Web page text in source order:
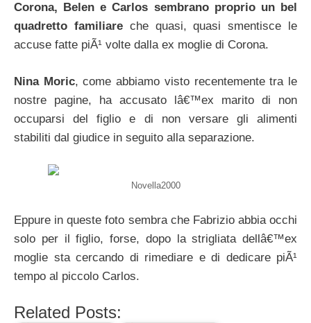
Corona, Belen e Carlos sembrano proprio un bel
quadretto familiare che quasi, quasi smentisce le
accuse fatte piÃ¹ volte dalla ex moglie di Corona.
Nina Moric, come abbiamo visto recentemente tra le
nostre pagine, ha accusato lâ€™ex marito di non
occuparsi del figlio e di non versare gli alimenti
stabiliti dal giudice in seguito alla separazione.
Novella2000
Eppure in queste foto sembra che Fabrizio abbia occhi
solo per il figlio, forse, dopo la strigliata dellâ€™ex
moglie sta cercando di rimediare e di dedicare piÃ¹
tempo al piccolo Carlos.
Related Posts: